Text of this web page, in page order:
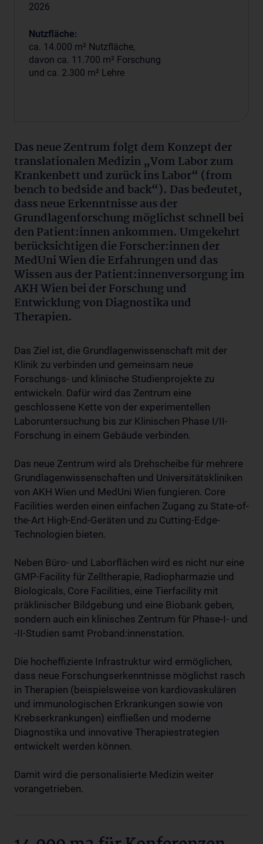
2026
Nutzfläche:
ca. 14.000 m² Nutzfläche,
davon ca. 11.700 m² Forschung
und ca. 2.300 m² Lehre
Das neue Zentrum folgt dem Konzept der
translationalen Medizin „Vom Labor zum
Krankenbett und zurück ins Labor“ (from
bench to bedside and back“). Das bedeutet,
dass neue Erkenntnisse aus der
Grundlagenforschung möglichst schnell bei
den Patient:innen ankommen. Umgekehrt
berücksichtigen die Forscher:innen der
MedUni Wien die Erfahrungen und das
Wissen aus der Patient:innenversorgung im
AKH Wien bei der Forschung und
Entwicklung von Diagnostika und
Therapien.
Das Ziel ist, die Grundlagenwissenschaft mit der
Klinik zu verbinden und gemeinsam neue
Forschungs- und klinische Studienprojekte zu
entwickeln. Dafür wird das Zentrum eine
geschlossene Kette von der experimentellen
Laboruntersuchung bis zur Klinischen Phase I/II-
Forschung in einem Gebäude verbinden.
Das neue Zentrum wird als Drehscheibe für mehrere
Grundlagenwissenschaften und Universitätskliniken
von AKH Wien und MedUni Wien fungieren. Core
Facilities werden einen einfachen Zugang zu State-of-
the-Art High-End-Geräten und zu Cutting-Edge-
Technologien bieten.
Neben Büro- und Laborflächen wird es nicht nur eine
GMP-Facility für Zelltherapie, Radiopharmazie und
Biologicals, Core Facilities, eine Tierfacility mit
präklinischer Bildgebung und eine Biobank geben,
sondern auch ein klinisches Zentrum für Phase-I- und
-II-Studien samt Proband:innenstation.
Die hocheffiziente Infrastruktur wird ermöglichen,
dass neue Forschungserkenntnisse möglichst rasch
in Therapien (beispielsweise von kardiovaskulären
und immunologischen Erkrankungen sowie von
Krebserkrankungen) einfließen und moderne
Diagnostika und innovative Therapiestrategien
entwickelt werden können.
Damit wird die personalisierte Medizin weiter
vorangetrieben.